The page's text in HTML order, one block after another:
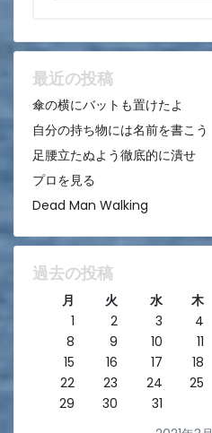
ョ
ン
最近の投稿
傘の横にバットも置けたよ
自分の持ち物には名前を書こう
足腰立たぬよう徹底的に潰せ
プロを見る
Dead Man Walking
過去の投稿
月 火 水 木
1
2 3 4
8
9 10 11
15
16 17 18
22
23 24 25
29
30 31